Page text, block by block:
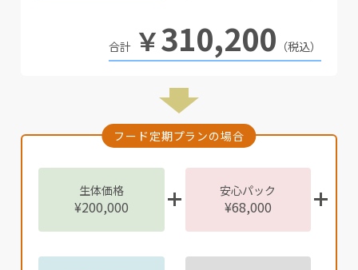
￥310,200 （税込）
フード定期プランの場合
生体価格
¥200,000
安心パック
¥68,000